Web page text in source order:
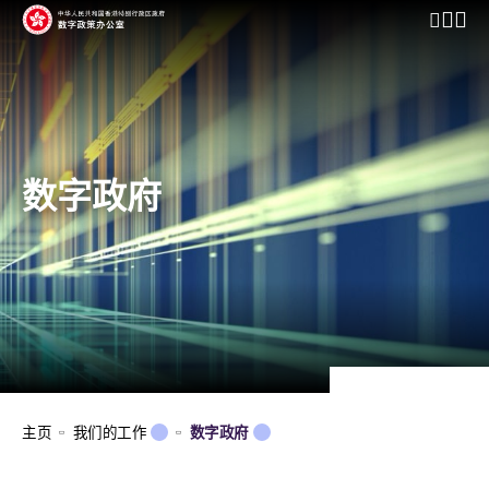
开启行
数字政府
主页 我们的工作 数字政府